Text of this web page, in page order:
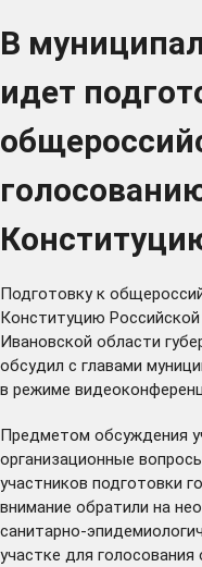
В
идет
Подготовку к
Конституцию
Ивановской области
обсудил с главами
в режиме
Предметом обсуждения
организационные
участников подготовки
внимание обратили на
санитарно-
участке для